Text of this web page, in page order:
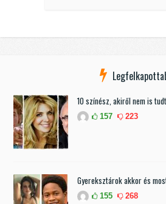
10 színész, akiről nem is
157 223
Gyereksztárok akkor és
155 268